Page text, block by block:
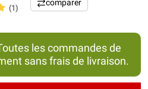
(1)
comparer
les commandes de
sans frais de livraison.